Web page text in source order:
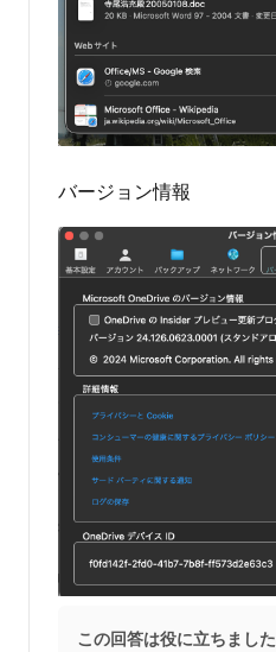
バージョン情報
この回答は役に立ちまし